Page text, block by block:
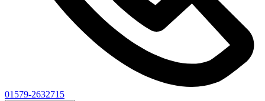
01579-2632715